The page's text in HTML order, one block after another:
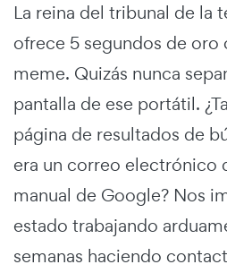
La reina del tribunal de la
ofrece 5 segundos de oro
meme. Quizás nunca
pantalla de ese portátil.
página de resultados de
era un correo electrónico
manual de Google? Nos
estado trabajando
semanas haciendo